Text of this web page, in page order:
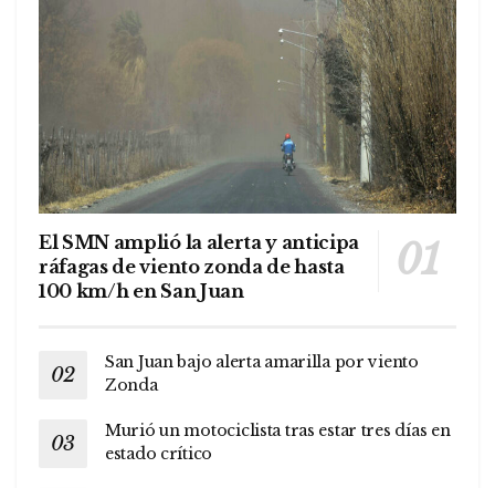
El SMN amplió la alerta y anticipa
ráfagas de viento zonda de hasta
100 km/h en San Juan
San Juan bajo alerta amarilla por viento
Zonda
Murió un motociclista tras estar tres días en
estado crítico